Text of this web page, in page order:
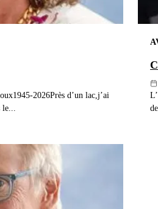
2026Près d’un lac,j’ai
le...